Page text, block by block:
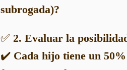
subrogada)?
✅ 2. Evaluar la
✔️ Cada hijo tiene un